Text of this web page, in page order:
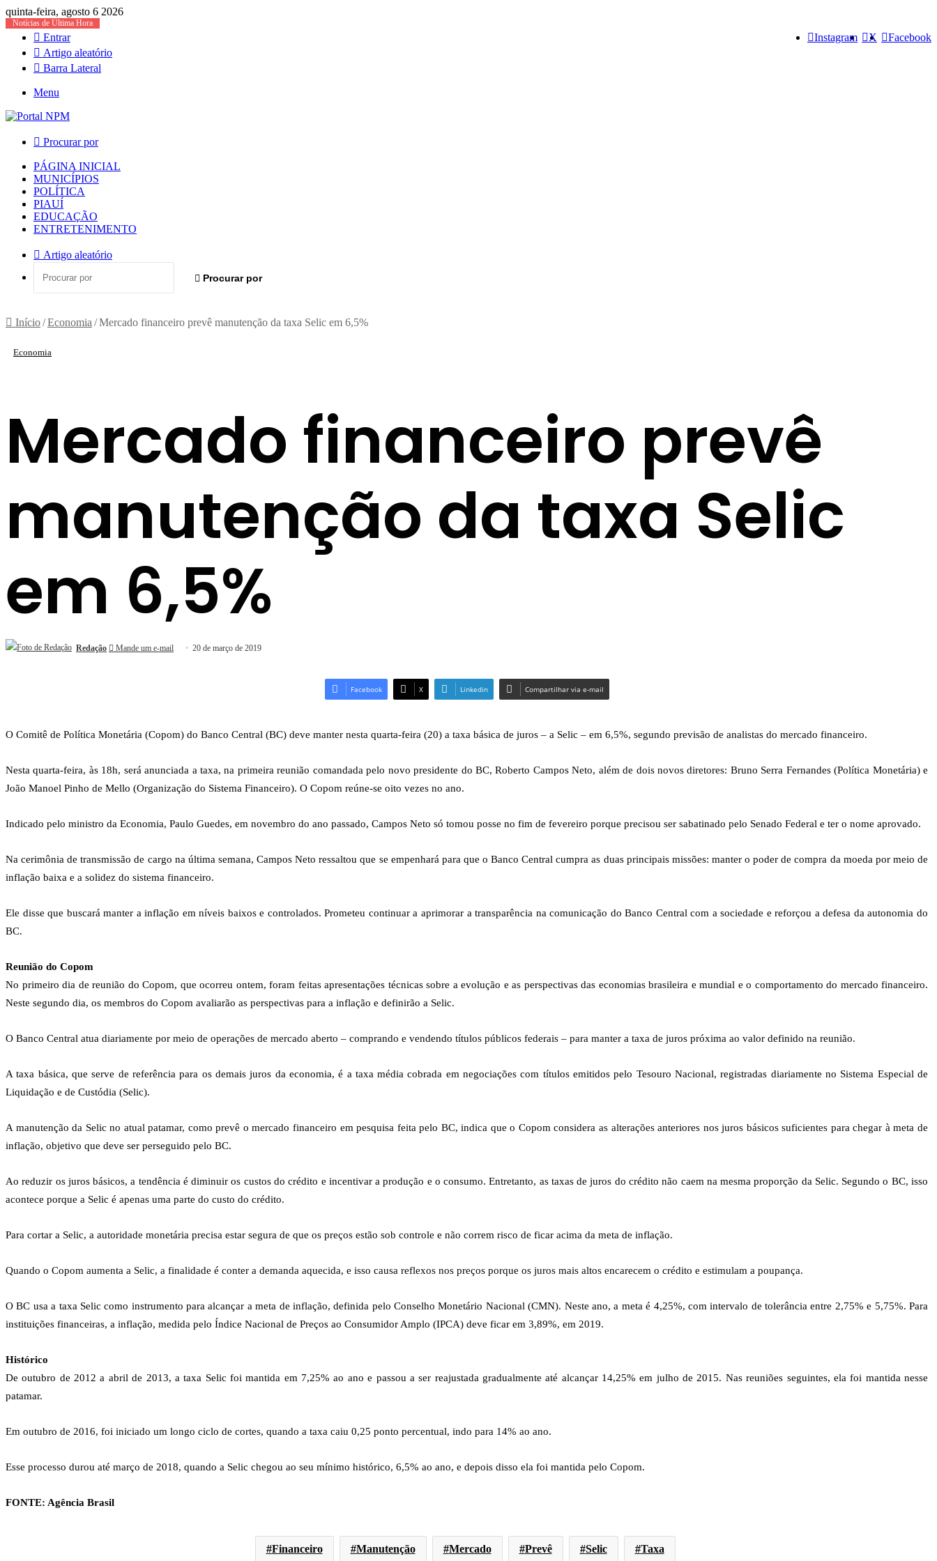
quinta-feira, agosto 6 2026
Notícias de Última Hora
Facebook
X
Instagram
Entrar
Artigo aleatório
Barra Lateral
Menu
Procurar por
PÁGINA INICIAL
MUNICÍPIOS
POLÍTICA
PIAUÍ
EDUCAÇÃO
ENTRETENIMENTO
Artigo aleatório
Procurar por
Início/Economia /Mercado financeiro prevê manutenção da taxa Selic em 6,5%
Economia
Mercado financeiro prevê
manutenção da taxa Selic
em 6,5%
Redação Mande um e-mail 20 de março de 2019
Facebook X Linkedin Compartilhar via e-mail
O Comitê de Política Monetária (Copom) do Banco Central (BC) deve manter nesta quarta-feira (20) a taxa básica de juros – a Selic – em 6,5%, segundo previsão de analistas do mercado financeiro.
Nesta quarta-feira, às 18h, será anunciada a taxa, na primeira reunião comandada pelo novo presidente do BC, Roberto Campos Neto, além de dois novos diretores: Bruno Serra Fernandes (Política Monetária) e
João Manoel Pinho de Mello (Organização do Sistema Financeiro). O Copom reúne-se oito vezes no ano.
Indicado pelo ministro da Economia, Paulo Guedes, em novembro do ano passado, Campos Neto só tomou posse no fim de fevereiro porque precisou ser sabatinado pelo Senado Federal e ter o nome aprovado.
Na cerimônia de transmissão de cargo na última semana, Campos Neto ressaltou que se empenhará para que o Banco Central cumpra as duas principais missões: manter o poder de compra da moeda por meio de
inflação baixa e a solidez do sistema financeiro.
Ele disse que buscará manter a inflação em níveis baixos e controlados. Prometeu continuar a aprimorar a transparência na comunicação do Banco Central com a sociedade e reforçou a defesa da autonomia do
BC.
Reunião do Copom
No primeiro dia de reunião do Copom, que ocorreu ontem, foram feitas apresentações técnicas sobre a evolução e as perspectivas das economias brasileira e mundial e o comportamento do mercado financeiro.
Neste segundo dia, os membros do Copom avaliarão as perspectivas para a inflação e definirão a Selic.
O Banco Central atua diariamente por meio de operações de mercado aberto – comprando e vendendo títulos públicos federais – para manter a taxa de juros próxima ao valor definido na reunião.
A taxa básica, que serve de referência para os demais juros da economia, é a taxa média cobrada em negociações com títulos emitidos pelo Tesouro Nacional, registradas diariamente no Sistema Especial de
Liquidação e de Custódia (Selic).
A manutenção da Selic no atual patamar, como prevê o mercado financeiro em pesquisa feita pelo BC, indica que o Copom considera as alterações anteriores nos juros básicos suficientes para chegar à meta de
inflação, objetivo que deve ser perseguido pelo BC.
Ao reduzir os juros básicos, a tendência é diminuir os custos do crédito e incentivar a produção e o consumo. Entretanto, as taxas de juros do crédito não caem na mesma proporção da Selic. Segundo o BC, isso
acontece porque a Selic é apenas uma parte do custo do crédito.
Para cortar a Selic, a autoridade monetária precisa estar segura de que os preços estão sob controle e não correm risco de ficar acima da meta de inflação.
Quando o Copom aumenta a Selic, a finalidade é conter a demanda aquecida, e isso causa reflexos nos preços porque os juros mais altos encarecem o crédito e estimulam a poupança.
O BC usa a taxa Selic como instrumento para alcançar a meta de inflação, definida pelo Conselho Monetário Nacional (CMN). Neste ano, a meta é 4,25%, com intervalo de tolerância entre 2,75% e 5,75%. Para
instituições financeiras, a inflação, medida pelo Índice Nacional de Preços ao Consumidor Amplo (IPCA) deve ficar em 3,89%, em 2019.
Histórico
De outubro de 2012 a abril de 2013, a taxa Selic foi mantida em 7,25% ao ano e passou a ser reajustada gradualmente até alcançar 14,25% em julho de 2015. Nas reuniões seguintes, ela foi mantida nesse
patamar.
Em outubro de 2016, foi iniciado um longo ciclo de cortes, quando a taxa caiu 0,25 ponto percentual, indo para 14% ao ano.
Esse processo durou até março de 2018, quando a Selic chegou ao seu mínimo histórico, 6,5% ao ano, e depois disso ela foi mantida pelo Copom.
FONTE: Agência Brasil
Financeiro Manutenção Mercado Prevê Selic Taxa